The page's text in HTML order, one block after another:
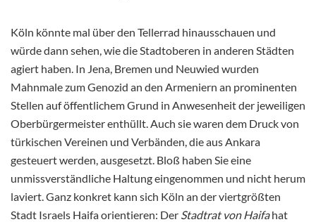
Köln könnte mal über den Tellerrad hinausschauen und
würde dann sehen, wie die Stadtoberen in anderen Städten
agiert haben. In Jena, Bremen und Neuwied wurden
Mahnmale zum Genozid an den Armeniern an prominenten
Stellen auf öffentlichem Grund in Anwesenheit der jeweiligen
Oberbürgermeister enthüllt. Auch sie waren dem Druck von
türkischen Vereinen und Verbänden, die aus Ankara
gesteuert werden, ausgesetzt. Bloß haben Sie eine
unmissverständliche Haltung eingenommen und nicht herum
laviert. Ganz konkret kann sich Köln an der viertgrößten
Stadt Israels Haifa orientieren: Der Stadtrat von Haifahat